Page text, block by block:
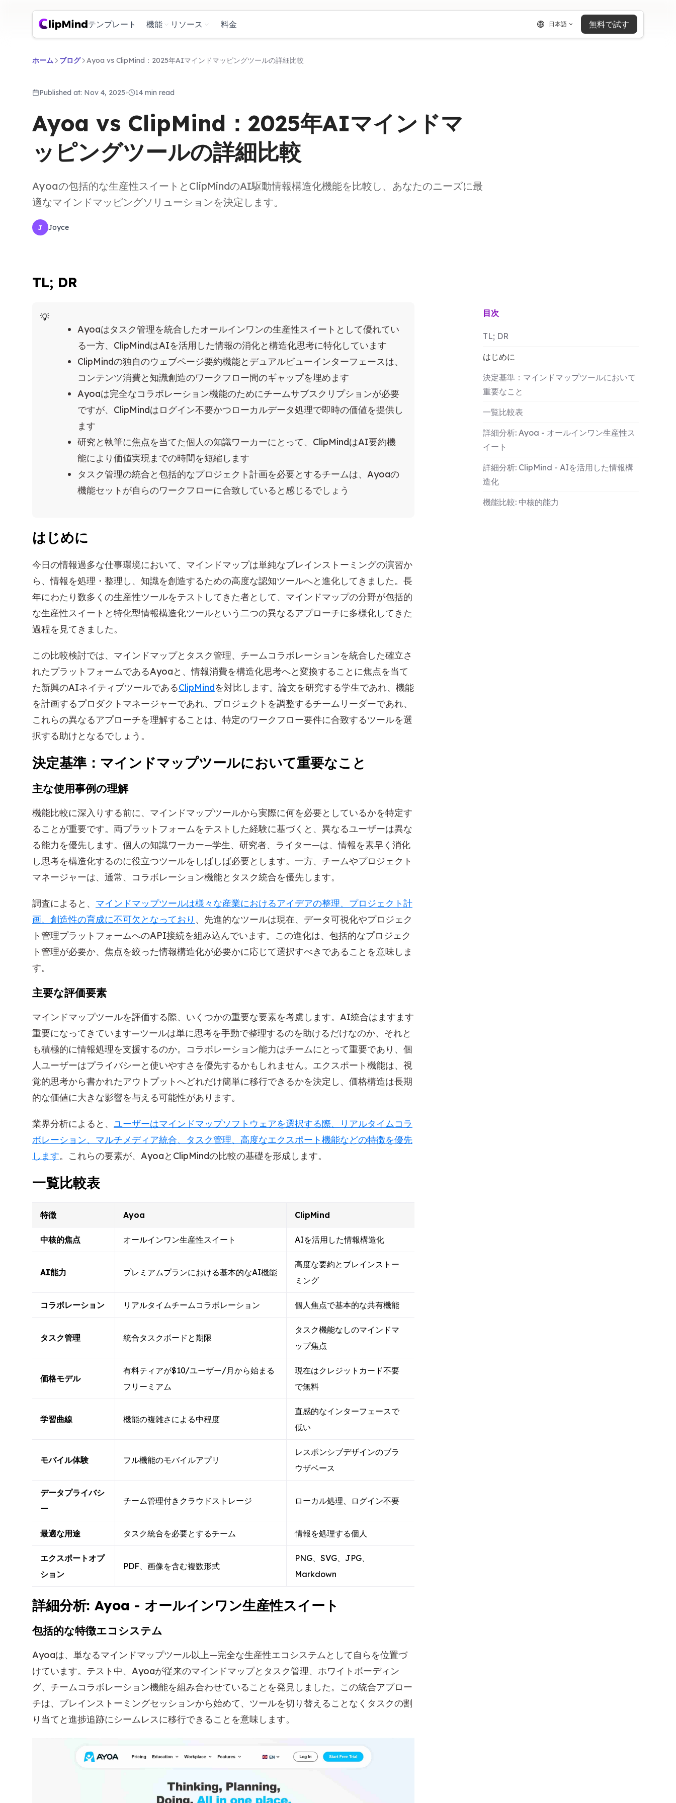
テンプレート 機能 リソース 料金 日本語 無料で試す
ホーム ブログ Ayoa vs ClipMind：2025年AIマインドマッピングツールの詳細比較
Published at: Nov 4, 2025• 14 min read
Ayoa vs ClipMind：2025年AIマインドマ
ッピングツールの詳細比較
Ayoaの包括的な生産性スイートとClipMindのAI駆動情報構造化機能を比較し、あなたのニーズに最
適なマインドマッピングソリューションを決定します。
J Joyce
TL; DR
Ayoaはタスク管理を統合したオールインワンの生産性スイートとして優れてい
る一方、ClipMindはAIを活用した情報の消化と構造化思考に特化しています
ClipMindの独自のウェブページ要約機能とデュアルビューインターフェースは、
コンテンツ消費と知識創造のワークフロー間のギャップを埋めます
Ayoaは完全なコラボレーション機能のためにチームサブスクリプションが必要
ですが、ClipMindはログイン不要かつローカルデータ処理で即時の価値を提供し
ます
研究と執筆に焦点を当てた個人の知識ワーカーにとって、ClipMindはAI要約機
能により価値実現までの時間を短縮します
タスク管理の統合と包括的なプロジェクト計画を必要とするチームは、Ayoaの
機能セットが自らのワークフローに合致していると感じるでしょう
はじめに
今日の情報過多な仕事環境において、マインドマップは単純なブレインストーミングの演習か
ら、情報を処理・整理し、知識を創造するための高度な認知ツールへと進化してきました。長
年にわたり数多くの生産性ツールをテストしてきた者として、マインドマップの分野が包括的
な生産性スイートと特化型情報構造化ツールという二つの異なるアプローチに多様化してきた
過程を見てきました。
この比較検討では、マインドマップとタスク管理、チームコラボレーションを統合した確立さ
れたプラットフォームであるAyoaと、情報消費を構造化思考へと変換することに焦点を当て
た新興のAIネイティブツールであるClipMindを対比します。論文を研究する学生であれ、機能
を計画するプロダクトマネージャーであれ、プロジェクトを調整するチームリーダーであれ、
これらの異なるアプローチを理解することは、特定のワークフロー要件に合致するツールを選
択する助けとなるでしょう。
決定基準：マインドマップツールにおいて重要なこと
主な使用事例の理解
機能比較に深入りする前に、マインドマップツールから実際に何を必要としているかを特定す
ることが重要です。両プラットフォームをテストした経験に基づくと、異なるユーザーは異な
る能力を優先します。個人の知識ワーカー—学生、研究者、ライター—は、情報を素早く消化
し思考を構造化するのに役立つツールをしばしば必要とします。一方、チームやプロジェクト
マネージャーは、通常、コラボレーション機能とタスク統合を優先します。
調査によると、 マインドマップツールは様々な産業におけるアイデアの整理、プロジェクト計
画、創造性の育成に不可欠となっており 、先進的なツールは現在、データ可視化やプロジェク
ト管理プラットフォームへのAPI接続を組み込んでいます。この進化は、包括的なプロジェク
ト管理が必要か、焦点を絞った情報構造化が必要かに応じて選択すべきであることを意味しま
す。
主要な評価要素
マインドマップツールを評価する際、いくつかの重要な要素を考慮します。AI統合はますます
重要になってきています—ツールは単に思考を手動で整理するのを助けるだけなのか、それと
も積極的に情報処理を支援するのか。コラボレーション能力はチームにとって重要であり、個
人ユーザーはプライバシーと使いやすさを優先するかもしれません。エクスポート機能は、視
覚的思考から書かれたアウトプットへどれだけ簡単に移行できるかを決定し、価格構造は長期
的な価値に大きな影響を与える可能性があります。
業界分析によると、 ユーザーはマインドマップソフトウェアを選択する際、リアルタイムコラ
ボレーション、マルチメディア統合、タスク管理、高度なエクスポート機能などの特徴を優先
します。これらの要素が、AyoaとClipMindの比較の基礎を形成します。
一覧比較表
特徴 Ayoa ClipMind
中核的焦点 オールインワン生産性スイート AIを活用した情報構造化
AI能力 プレミアムプランにおける基本的なAI機能
高度な要約とブレインストー
ミング
コラボレーション リアルタイムチームコラボレーション 個人焦点で基本的な共有機能
タスク管理 統合タスクボードと期限
タスク機能なしのマインドマ
ップ焦点
価格モデル
有料ティアが$10/ユーザー/月から始まる
フリーミアム
現在はクレジットカード不要
で無料
学習曲線 機能の複雑さによる中程度
直感的なインターフェースで
低い
モバイル体験 フル機能のモバイルアプリ
レスポンシブデザインのブラ
ウザベース
データプライバシ
ー
チーム管理付きクラウドストレージ ローカル処理、ログイン不要
最適な用途 タスク統合を必要とするチーム 情報を処理する個人
エクスポートオプ
ション
PDF、画像を含む複数形式
PNG、SVG、JPG、
Markdown
詳細分析: Ayoa - オールインワン生産性スイート
包括的な特徴エコシステム
Ayoaは、単なるマインドマップツール以上—完全な生産性エコシステムとして自らを位置づ
けています。テスト中、Ayoaが従来のマインドマップとタスク管理、ホワイトボーディン
グ、チームコラボレーション機能を組み合わせていることを発見しました。この統合アプロー
チは、ブレインストーミングセッションから始めて、ツールを切り替えることなくタスクの割
り当てと進捗追跡にシームレスに移行できることを意味します。
目次
TL; DR
はじめに
決定基準：マインドマップツールにおいて
重要なこと
一覧比較表
詳細分析: Ayoa - オールインワン生産性ス
イート
詳細分析: ClipMind - AIを活用した情報構
造化
機能比較: 中核的能力